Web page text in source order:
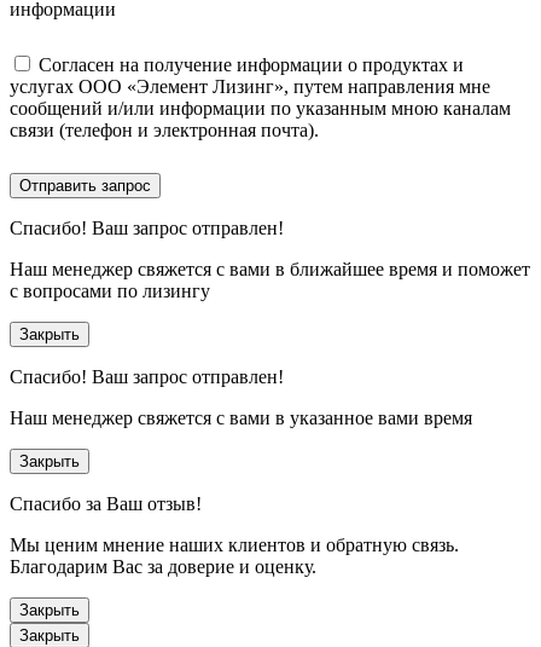
информации
Согласен на получение информации о продуктах и
услугах ООО «Элемент Лизинг», путем направления мне
сообщений и/или информации по указанным мною каналам
связи (телефон и электронная почта).
Отправить запрос
Спасибо! Ваш запрос отправлен!
Наш менеджер свяжется с вами в ближайшее время и поможет
с вопросами по лизингу
Закрыть
Спасибо! Ваш запрос отправлен!
Наш менеджер свяжется с вами в указанное вами время
Закрыть
Спасибо за Ваш отзыв!
Мы ценим мнение наших клиентов и обратную связь.
Благодарим Вас за доверие и оценку.
Закрыть
Закрыть